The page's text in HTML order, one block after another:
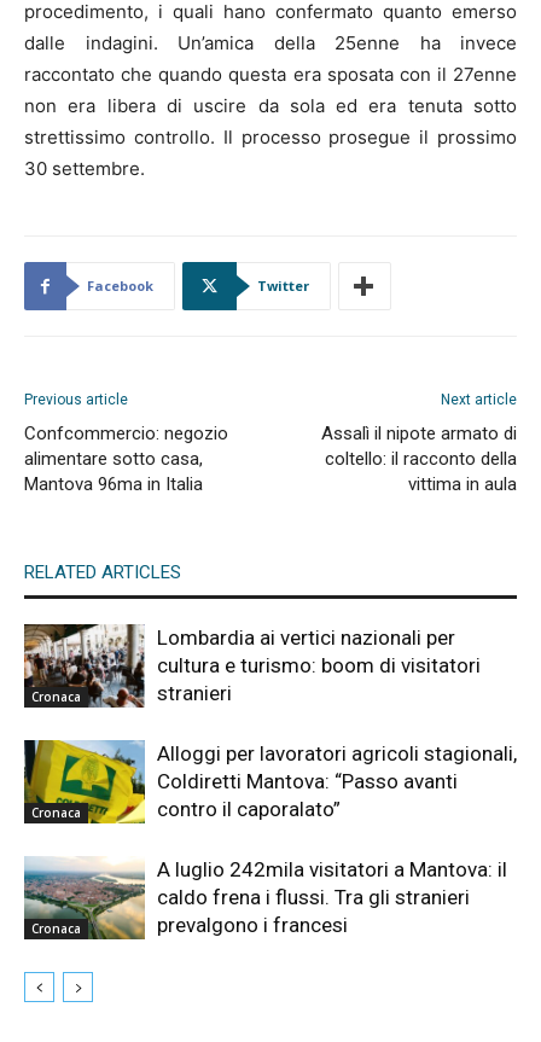
procedimento, i quali hano confermato quanto emerso
dalle indagini. Un’amica della 25enne ha invece
raccontato che quando questa era sposata con il 27enne
non era libera di uscire da sola ed era tenuta sotto
strettissimo controllo. Il processo prosegue il prossimo
30 settembre.
Facebook Twitter
Previous article
Confcommercio: negozio
alimentare sotto casa,
Mantova 96ma in Italia
Next article
Assalì il nipote armato di
coltello: il racconto della
vittima in aula
RELATED ARTICLES
Cronaca
Lombardia ai vertici nazionali per
cultura e turismo: boom di visitatori
stranieri
Cronaca
Alloggi per lavoratori agricoli stagionali,
Coldiretti Mantova: “Passo avanti
contro il caporalato”
Cronaca
A luglio 242mila visitatori a Mantova: il
caldo frena i flussi. Tra gli stranieri
prevalgono i francesi